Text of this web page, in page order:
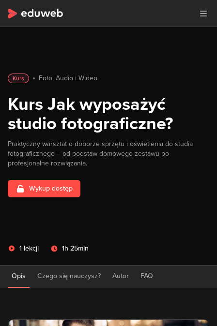
Kurs Foto, Audio i Wideo
Kurs Jak wyposażyć
studio fotograficzne?
Praktyczny warsztat o doborze sprzętu i oświetlenia do studia
fotograficznego – od podstaw domowego zestawu po
profesjonalne rozwiązania.
Wykup dostęp
1 lekcji 1h 25min
Opis Czego się nauczysz? Autor FAQ